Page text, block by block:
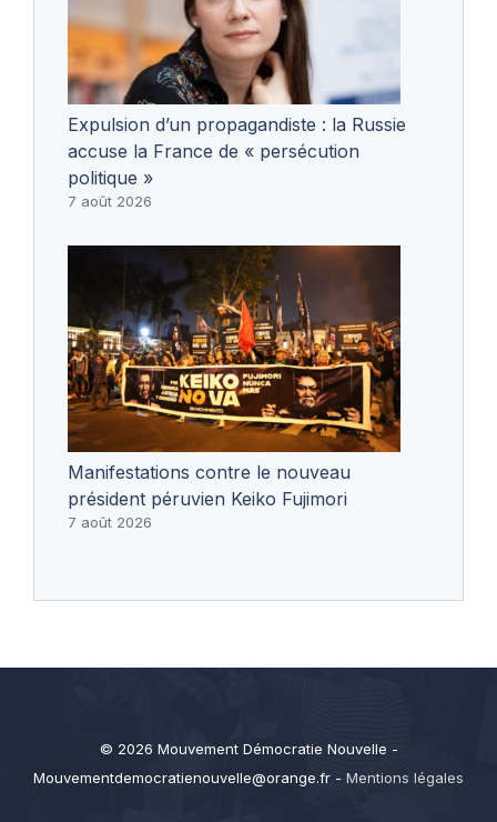
Expulsion d’un propagandiste : la Russie
accuse la France de « persécution
politique »
7 août 2026
Manifestations contre le nouveau
président péruvien Keiko Fujimori
7 août 2026
© 2026 Mouvement Démocratie Nouvelle -
Mouvementdemocratienouvelle@orange.fr - Mentions légales